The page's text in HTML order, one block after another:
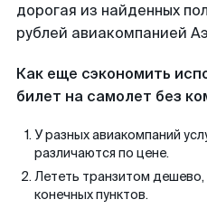
дорогая из найденных
рублей авиакомпанией
Как еще сэкономить
билет на самолет без
У разных авиакомпаний
различаются по цене.
Лететь транзитом
конечных пунктов.